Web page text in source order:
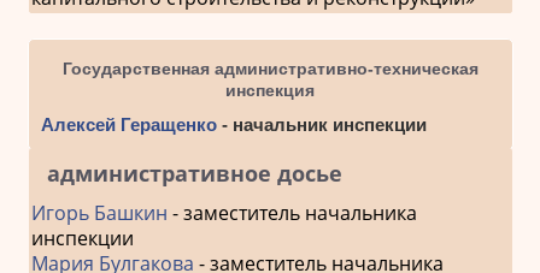
Государственная административно-техническая
инспекция
Алексей Геращенко- начальник инспекции
административное досье
Игорь Башкин - заместитель начальника
инспекции
Мария Булгакова - заместитель начальника